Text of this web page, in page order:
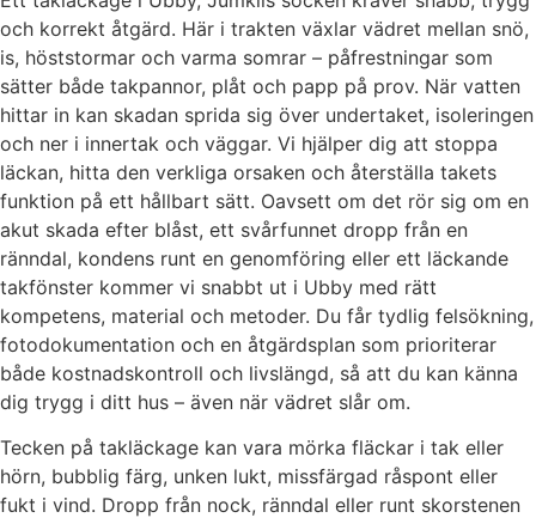
och korrekt åtgärd. Här i trakten växlar vädret mellan snö,
is, höststormar och varma somrar – påfrestningar som
sätter både takpannor, plåt och papp på prov. När vatten
hittar in kan skadan sprida sig över undertaket, isoleringen
och ner i innertak och väggar. Vi hjälper dig att stoppa
läckan, hitta den verkliga orsaken och återställa takets
funktion på ett hållbart sätt. Oavsett om det rör sig om en
akut skada efter blåst, ett svårfunnet dropp från en
ränndal, kondens runt en genomföring eller ett läckande
takfönster kommer vi snabbt ut i Ubby med rätt
kompetens, material och metoder. Du får tydlig felsökning,
fotodokumentation och en åtgärdsplan som prioriterar
både kostnadskontroll och livslängd, så att du kan känna
dig trygg i ditt hus – även när vädret slår om.
Tecken på takläckage kan vara mörka fläckar i tak eller
hörn, bubblig färg, unken lukt, missfärgad råspont eller
fukt i vind. Dropp från nock, ränndal eller runt skorstenen